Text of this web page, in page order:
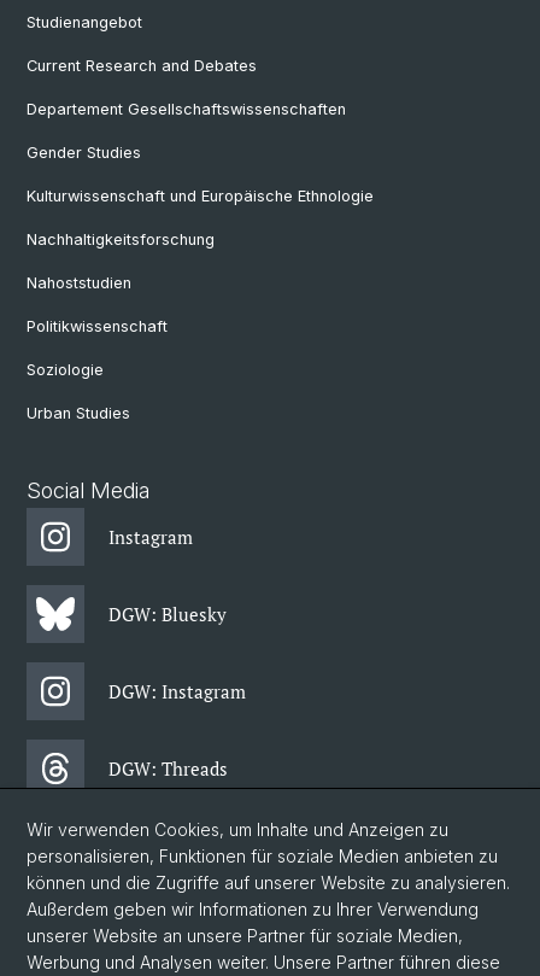
Studienangebot
Current Research and Debates
Departement Gesellschaftswissenschaften
Gender Studies
Kulturwissenschaft und Europäische Ethnologie
Nachhaltigkeitsforschung
Nahoststudien
Politikwissenschaft
Soziologie
Urban Studies
Social Media
Instagram
DGW: Bluesky
DGW: Instagram
DGW: Threads
DGW: Facebook
DGW: Newsletter
Wir verwenden Cookies, um Inhalte und Anzeigen zu
personalisieren, Funktionen für soziale Medien anbieten zu
können und die Zugriffe auf unserer Website zu analysieren.
Außerdem geben wir Informationen zu Ihrer Verwendung
unserer Website an unsere Partner für soziale Medien,
Werbung und Analysen weiter. Unsere Partner führen diese